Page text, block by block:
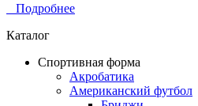
Подробнее
Каталог
Спортивная форма
Акробатика
Американский футбол